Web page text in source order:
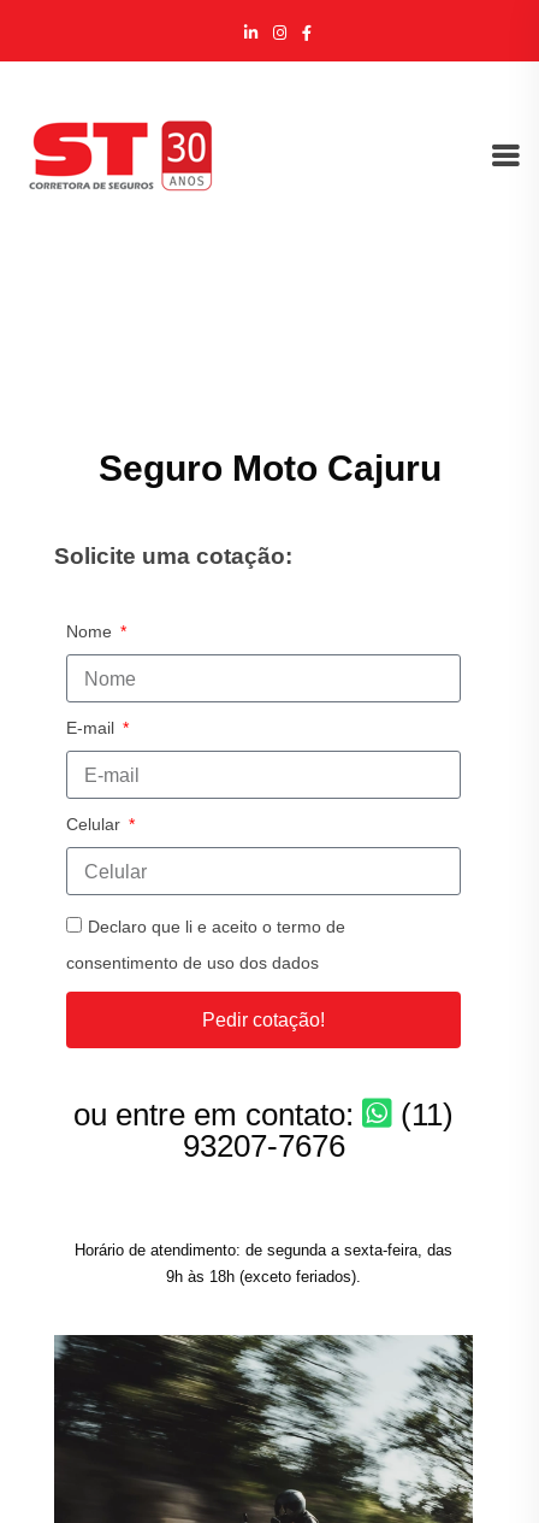
Seguro Moto Cajuru
Solicite uma cotação:
Nome
E-mail
Celular
Declaro que li e aceito o termo de
consentimento de uso dos dados
Pedir cotação!
ou entre em contato:
(11)
93207-7676
Horário de atendimento: de segunda a sexta-feira, das
9h às 18h (exceto feriados).